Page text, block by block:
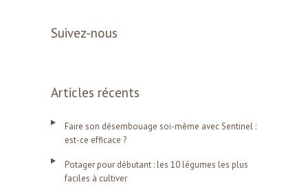
Suivez-nous
Articles récents
Faire son désembouage soi-même avec Sentinel :
est-ce efficace ?
Potager pour débutant : les 10 légumes les plus
faciles à cultiver